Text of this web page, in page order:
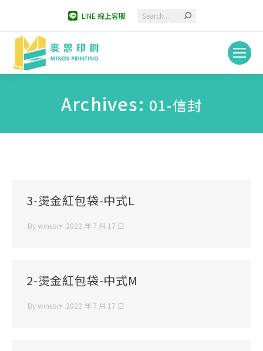
LINE 線上客服 Search:
Archives: 01-信封
3-燙金紅包袋-中式L
Bywinson 2022 年 7 月 17 日
2-燙金紅包袋-中式M
Bywinson 2022 年 7 月 17 日